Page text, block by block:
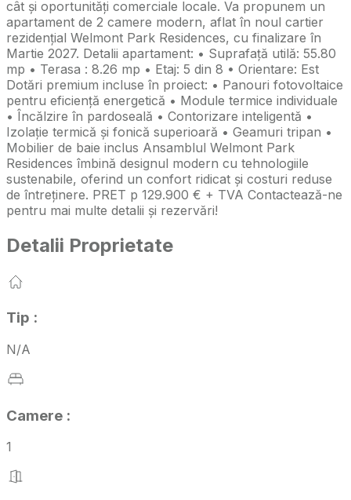
cât și oportunități comerciale locale. Va propunem un
apartament de 2 camere modern, aflat în noul cartier
rezidențial Welmont Park Residences, cu finalizare în
Martie 2027. Detalii apartament: • Suprafață utilă: 55.80
mp • Terasa : 8.26 mp • Etaj: 5 din 8 • Orientare: Est
Dotări premium incluse în proiect: • Panouri fotovoltaice
pentru eficiență energetică • Module termice individuale
• Încălzire în pardoseală • Contorizare inteligentă •
Izolație termică și fonică superioară • Geamuri tripan •
Mobilier de baie inclus Ansamblul Welmont Park
Residences îmbină designul modern cu tehnologiile
sustenabile, oferind un confort ridicat și costuri reduse
de întreținere. PRET p 129.900 € + TVA Contactează-ne
pentru mai multe detalii și rezervări!
Detalii Proprietate
Tip :
N/A
Camere :
1